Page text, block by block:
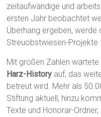
zeitaufwändige und
ersten Jahr beobachtet
Überhang ergeben, werde
Streuobstwiesen-Projekte
Mit großen Zahlen
Harz-History auf, das
betreut wird. Mehr als
Stiftung aktuell, hinzu
Texte und Honorar-